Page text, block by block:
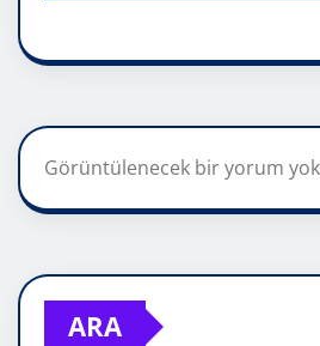
Görüntülenecek bir yorum
ARA